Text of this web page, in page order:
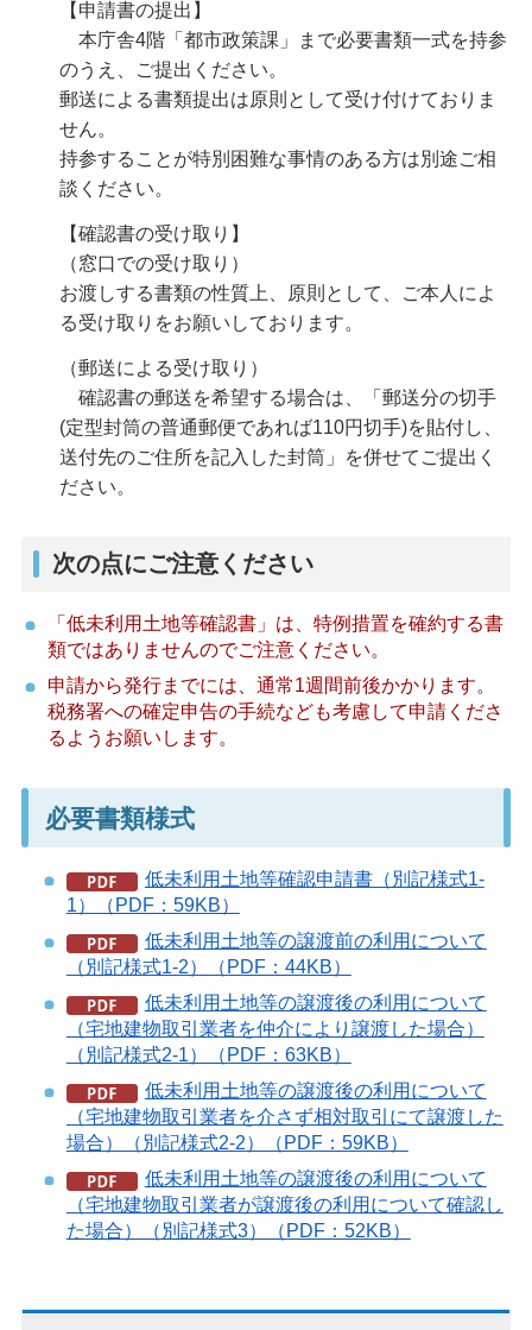
【申請書の提出】
本庁舎4階「都市政策課」まで必要書類一式を持参
のうえ、ご提出ください。
郵送による書類提出は原則として受け付けておりま
せん。
持参することが特別困難な事情のある方は別途ご相
談ください。
【確認書の受け取り】
（窓口での受け取り）
お渡しする書類の性質上、原則として、ご本人によ
る受け取りをお願いしております。
（郵送による受け取り）
確認書の郵送を希望する場合は、「郵送分の切手
(定型封筒の普通郵便であれば110円切手)を貼付し、
送付先のご住所を記入した封筒」を併せてご提出く
ださい。
次の点にご注意ください
「低未利用土地等確認書」は、特例措置を確約する書
類ではありませんのでご注意ください。
申請から発行までには、通常1週間前後かかります。
税務署への確定申告の手続なども考慮して申請くださ
るようお願いします。
必要書類様式
低未利用土地等確認申請書（別記様式1-
1）（PDF：59KB）
低未利用土地等の譲渡前の利用について
（別記様式1-2）（PDF：44KB）
低未利用土地等の譲渡後の利用について
（宅地建物取引業者を仲介により譲渡した場合）
（別記様式2-1）（PDF：63KB）
低未利用土地等の譲渡後の利用について
（宅地建物取引業者を介さず相対取引にて譲渡した
場合）（別記様式2-2）（PDF：59KB）
低未利用土地等の譲渡後の利用について
（宅地建物取引業者が譲渡後の利用について確認し
た場合）（別記様式3）（PDF：52KB）